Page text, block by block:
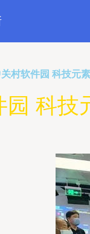
关村软件园 科技元
园 科技